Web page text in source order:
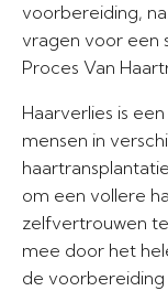
voorbereiding,
vragen voor een
Proces Van
Haarverlies is
mensen in
om een vollere
zelfvertrouwen
mee door het
de